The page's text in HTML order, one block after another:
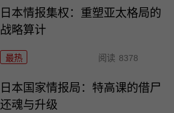
日本情报集权：重塑亚太格局的
战略算计
最热 阅读 8378
日本国家情报局：特高课的借尸
还魂与升级